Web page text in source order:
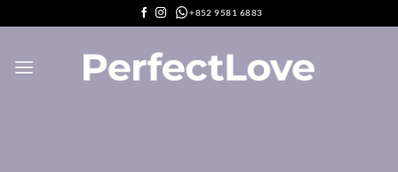
to
+852 9581 6883